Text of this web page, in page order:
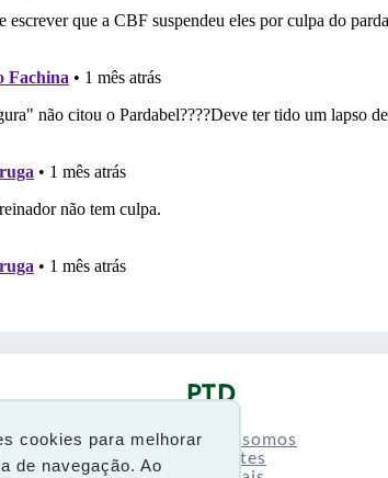
cookies para melhorar
de navegação. Ao
PTD
Quem somos
Enquetes